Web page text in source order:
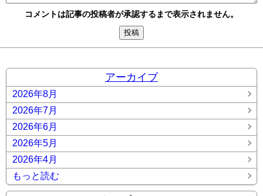
コメントは記事の投稿者が承認するまで表示されません。
アーカイブ
2026年8月
2026年7月
2026年6月
2026年5月
2026年4月
もっと読む